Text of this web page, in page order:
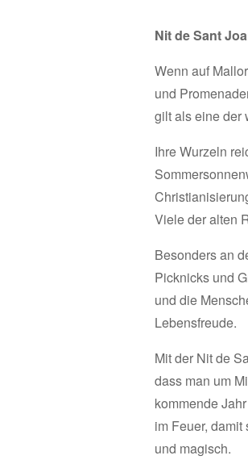
Nit de Sant
Wenn auf
und
gilt als eine der
Ihre Wurzeln
Viele der alten
Besonders an
Picknicks und
und die
Lebensfreude.
Mit der Nit de
dass man um
kommende
im Feuer,
und magisch.